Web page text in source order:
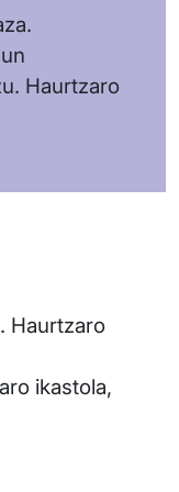
Haurtzaro
. Haurtzaro
ikastola,